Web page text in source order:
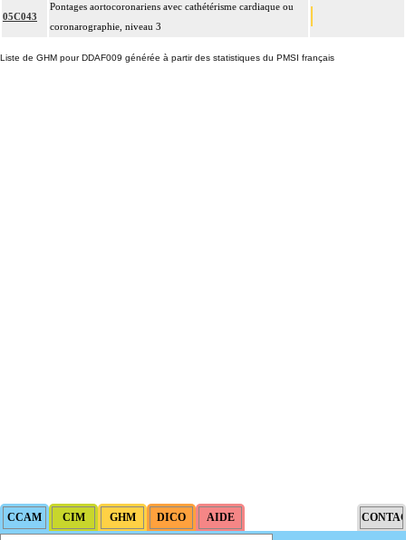
05C043
Pontages aortocoronariens avec cathétérisme cardiaque ou
coronarographie, niveau 3
Liste de GHM pour DDAF009 générée à partir des statistiques du PMSI français